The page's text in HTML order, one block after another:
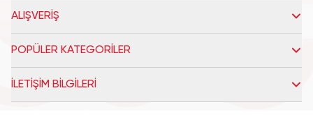
ALIŞVERİŞ
POPÜLER KATEGORİLER
İLETİŞİM BİLGİLERİ